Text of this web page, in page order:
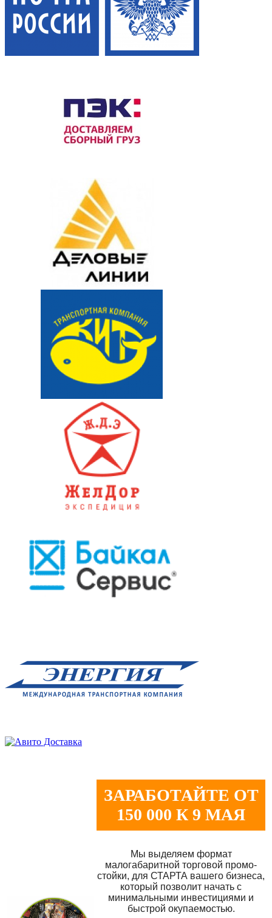
ЗАРАБОТАЙТЕ ОТ
150 000 К 9 МАЯ
Мы выделяем формат
малогабаритной торговой промо-
стойки, для СТАРТА вашего бизнеса,
который позволит начать с
минимальными инвестициями и
быстрой окупаемостью.